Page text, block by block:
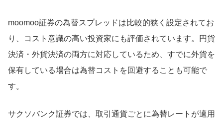
moomoo証券の為替スプレッドは比較的狭く設定されてお
り、コスト意識の高い投資家にも評価されています。円貨
決済・外貨決済の両方に対応しているため、すでに外貨を
保有している場合は為替コストを回避することも可能で
す。
サクソバンク証券では、取引通貨ごとに為替レートが適用